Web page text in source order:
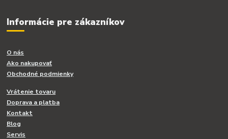
Informácie pre zákazníkov
O nás
Ako nakupovať
Obchodné podmienky
Vrátenie tovaru
Doprava a platba
Kontakt
Blog
Servis